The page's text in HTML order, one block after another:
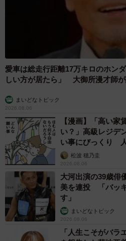
愛車は総走行距離17万キロのホン
しい方が居たら」 大御所漫才師が
まいどなトピック
2026.08.06
【漫画】「高い家
い？」高級レジデ
い事にびっくり
松波 穂乃圭
2026.08.06
大河出演の39歳
美を連投 「バッ
す」
まいどなトピック
2026.08.06
「人生こそがバラ